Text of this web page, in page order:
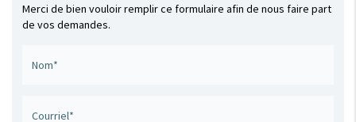
Merci de bien vouloir remplir ce formulaire afin de nous faire part
de vos demandes.